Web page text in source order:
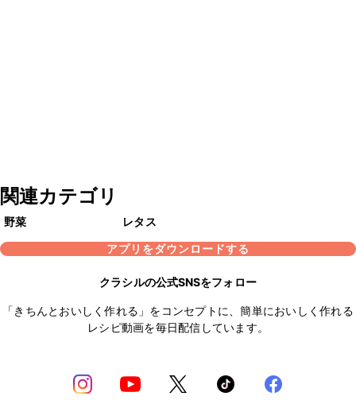
関連カテゴリ
野菜
レタス
アプリをダウンロードする
クラシルの公式SNSをフォロー
「きちんとおいしく作れる」をコンセプトに、簡単においしく作れる
レシピ動画を毎日配信しています。